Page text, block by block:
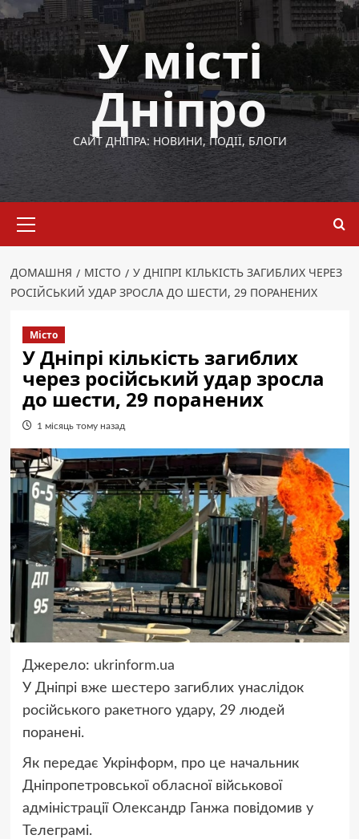
Перейти
до
вмісту
У місті
Дніпро
САЙТ ДНІПРА: НОВИНИ, ПОДІЇ, БЛОГИ
меню
ДОМАШНЯ МІСТО
У ДНІПРІ КІЛЬКІСТЬ ЗАГИБЛИХ ЧЕРЕЗ
РОСІЙСЬКИЙ УДАР ЗРОСЛА ДО ШЕСТИ, 29 ПОРАНЕНИХ
Місто
У Дніпрі кількість загиблих
через російський удар зросла
до шести, 29 поранених
1 місяць тому назад
Джерело: ukrinform.ua
У Дніпрі вже шестеро загиблих унаслідок
російського ракетного удару, 29 людей
поранені.
Як передає Укрінформ, про це начальник
Дніпропетровської обласної військової
адміністрації Олександр Ганжа повідомив у
Телеграмі.